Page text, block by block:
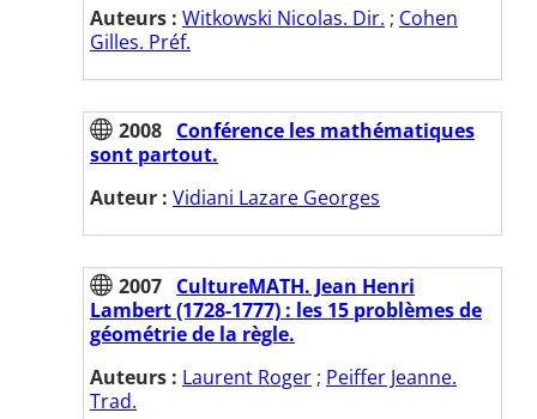
Auteurs : Witkowski Nicolas. Dir. ; Cohen
Gilles. Préf.
2008 Conférence les mathématiques
sont partout.
Auteur : Vidiani Lazare Georges
2007 CultureMATH. Jean Henri
Lambert (1728-1777) : les 15 problèmes de
géométrie de la règle.
Auteurs : Laurent Roger ; Peiffer Jeanne.
Trad.